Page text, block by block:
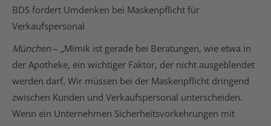
BDS fordert Umdenken bei Maskenpflicht für
Verkaufspersonal
München– „Mimik ist gerade bei Beratungen, wie etwa in
der Apotheke, ein wichtiger Faktor, der nicht ausgeblendet
werden darf. Wir müssen bei der Maskenpflicht dringend
zwischen Kunden und Verkaufspersonal unterscheiden.
Wenn ein Unternehmen Sicherheitsvorkehrungen mit